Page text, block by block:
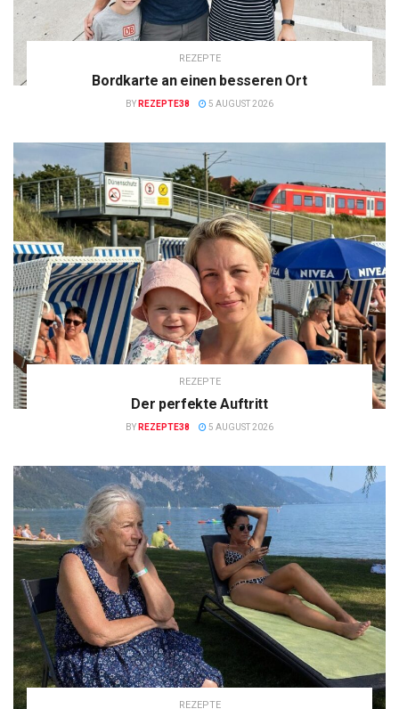
REZEPTE
Bordkarte an einen besseren Ort
BY REZEPTE38 5 AUGUST 2026
REZEPTE
Der perfekte Auftritt
BY REZEPTE38 5 AUGUST 2026
REZEPTE